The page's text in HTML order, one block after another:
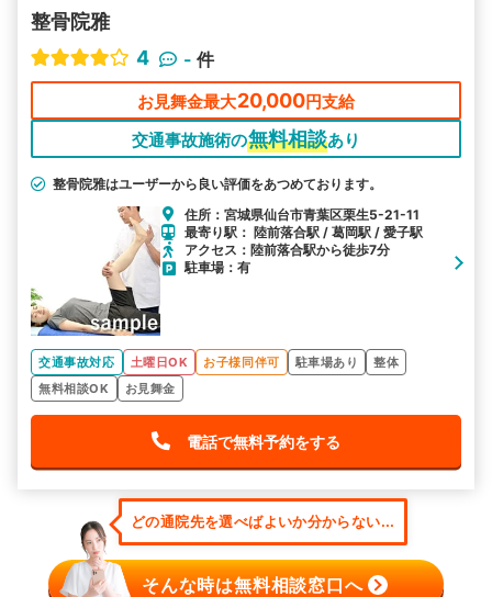
整骨院雅
4
- 件
お見舞金最大20,000円支給
交通事故施術の無料相談あり
整骨院雅はユーザーから良い評価をあつめております。
住所：宮城県仙台市青葉区栗生5-21-11
最寄り駅： 陸前落合駅 / 葛岡駅 / 愛子駅
アクセス：陸前落合駅から徒歩7分
駐車場：有
交通事故対応 土曜日OK お子様同伴可 駐車場あり
整体
無料相談OK
お見舞金
電話で無料予約をする
どの通院先を選べばよいか分からない...
そんな時は無料相談窓口へ